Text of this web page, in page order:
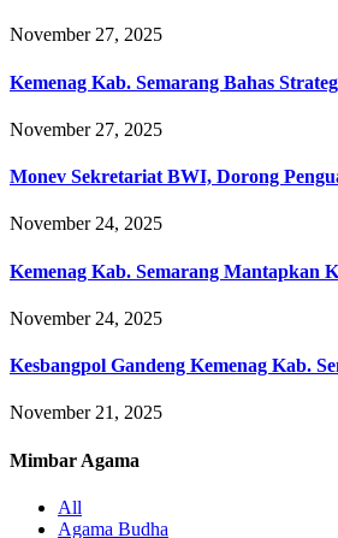
November 27, 2025
Kemenag Kab. Semarang Bahas
November 27, 2025
Monev Sekretariat BWI, Dorong
November 24, 2025
Kemenag Kab. Semarang Mantapkan
November 24, 2025
Kesbangpol Gandeng Kemenag Kab.
November 21, 2025
Mimbar Agama
All
Agama Budha